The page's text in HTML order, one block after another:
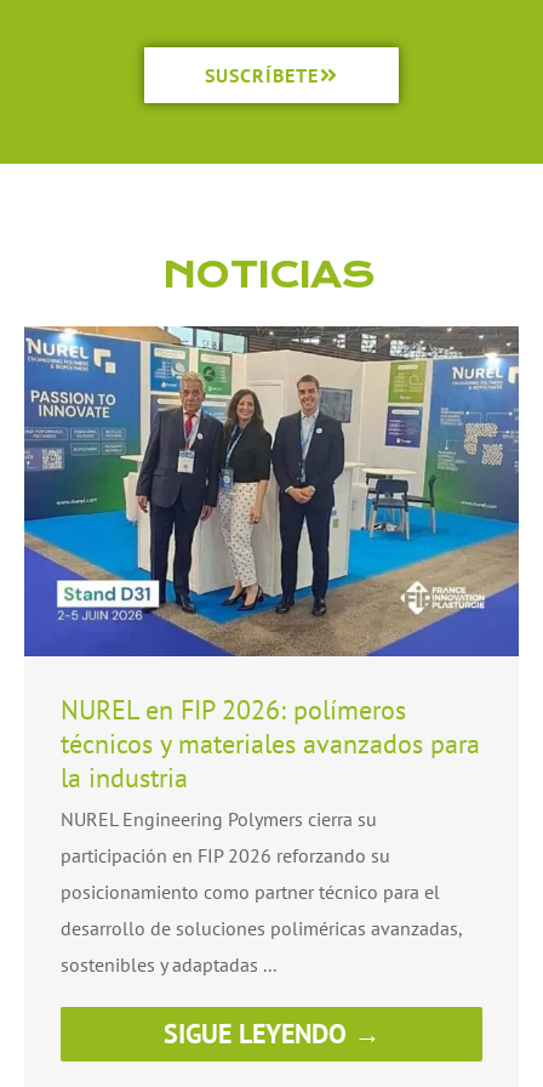
SUSCRÍBETE
NOTICIAS
NUREL en FIP 2026: polímeros
técnicos y materiales avanzados para
la industria
NUREL Engineering Polymers cierra su
participación en FIP 2026 reforzando su
posicionamiento como partner técnico para el
desarrollo de soluciones poliméricas avanzadas,
sostenibles y adaptadas ...
SIGUE LEYENDO →